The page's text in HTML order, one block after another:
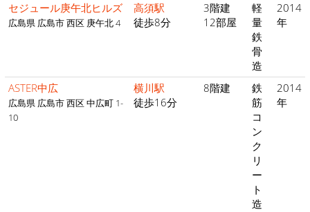
セジュール庚午北ヒルズ
広島県 広島市 西区 庚午北 4
高須駅
徒歩8分
3階建
12部屋
軽
量
鉄
骨
造
2014
年
ASTER中広
広島県 広島市 西区 中広町 1-
10
横川駅
徒歩16分
8階建
鉄
筋
コ
ン
ク
リ
ー
ト
造
2014
年